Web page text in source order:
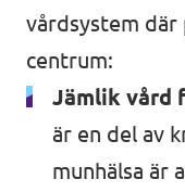
In English 🇬🇧
vårdsystem
centrum:
Jämlik vård
är en del av
munhälsa är